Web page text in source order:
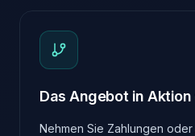
Das Angebot in
Nehmen Sie Zahlungen oder